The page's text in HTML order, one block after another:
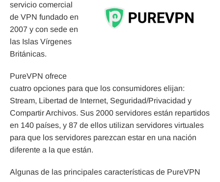
servicio comercial
de VPN fundado en
2007 y con sede en
las Islas Vírgenes
Británicas.
PureVPN ofrece
cuatro opciones para que los consumidores elijan:
Stream, Libertad de Internet, Seguridad/Privacidad y
Compartir Archivos. Sus 2000 servidores están repartidos
en 140 países, y 87 de ellos utilizan servidores virtuales
para que los servidores parezcan estar en una nación
diferente a la que están.
Algunas de las principales características de PureVPN